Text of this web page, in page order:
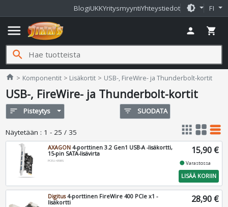
BlogiUKKYritysmyyntiYhteystiedot brightness_medium FI
menu person shopping_cart
search
home Jimms.fi
Komponentit Lisäkortit USB-, FireWire- ja Thunderbolt-kortit
USB-, FireWire- ja Thunderbolt-kortit
sort Pisteytys filter_list SUODATA
Näytetään : 1 - 25 / 35 apps grid_view table_rows
AXAGON 4-porttinen 3.2 Gen1 USB-A -lisäkortti,
15-pin SATA-lisävirta
PCEU-430RS
15,90 €
fiber_manual_recordVarastossa
LISÄÄ KORIIN
Digitus4-porttinen FireWire 400 PCIe x1 -
lisäkortti
28,90 €